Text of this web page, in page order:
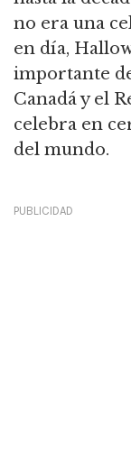
no era una
en día,
importante
Canadá y el
celebra en
del mundo.
PUBLICIDAD